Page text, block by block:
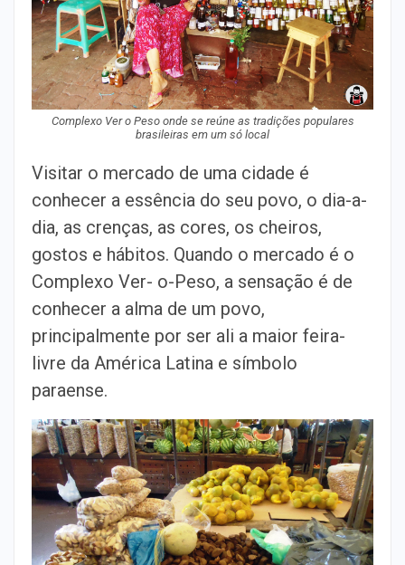
Complexo Ver o Peso onde se reúne as tradições populares
brasileiras em um só local
Visitar o mercado de uma cidade é
conhecer a essência do seu povo, o dia-a-
dia, as crenças, as cores, os cheiros,
gostos e hábitos. Quando o mercado é o
Complexo Ver- o-Peso, a sensação é de
conhecer a alma de um povo,
principalmente por ser ali a maior feira-
livre da América Latina e símbolo
paraense.